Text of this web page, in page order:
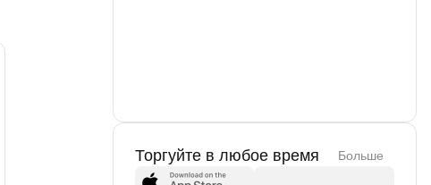
Торгуйте в любое время Больше